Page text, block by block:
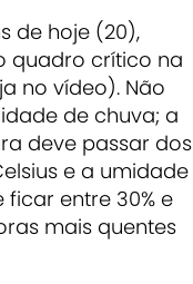
de hoje (20),
quadro crítico na
no vídeo). Não
de chuva; a
deve passar dos
e a umidade
ficar entre 30% e
mais quentes